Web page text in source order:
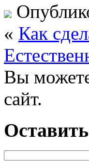
« Как
Вы
сайт.